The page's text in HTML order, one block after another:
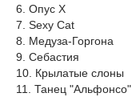
6. Опус Х
7. Sexy Cat
8. Медуза-Горгона
9. Себастия
10. Крылатые слоны
11. Танец "Альфонсо"